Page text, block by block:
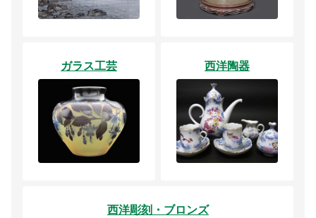
ガラス工芸 西洋陶器
西洋彫刻・ブロンズ